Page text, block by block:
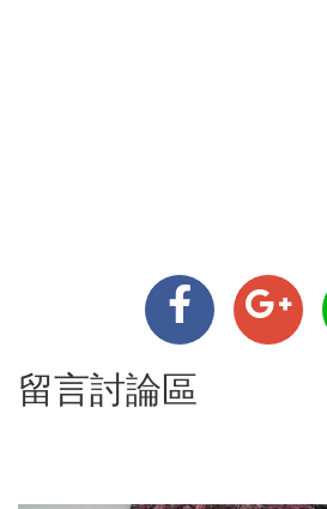
留言討論區